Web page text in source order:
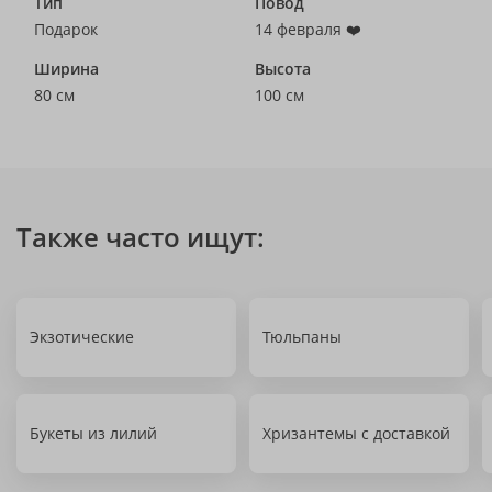
Подарок
14 февраля ❤️
Ширина
80 см
Высота
100 см
Также часто ищут:
Экзотические Тюльпаны
Букеты из лилий Хризантемы с доставкой